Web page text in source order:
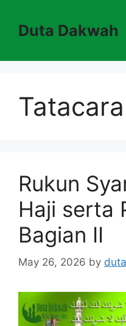
contentDuta Dakwah
Rukun
Haji serta
Bagian II
May 26, 2026 by